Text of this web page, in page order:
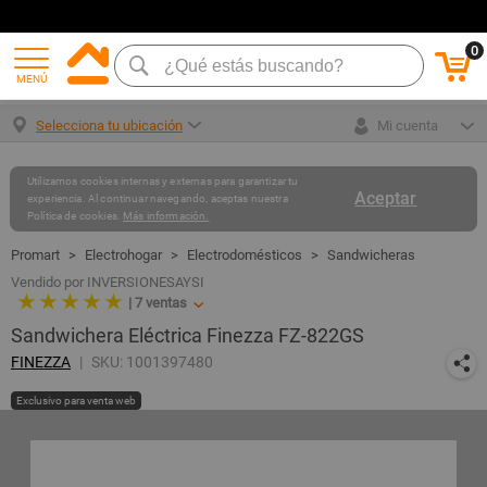
MENÚ
0
Selecciona tu ubicación Mi cuenta
Aceptar
Utilizamos cookies internas y externas para garantizar tu
experiencia. Al continuar navegando, aceptas nuestra
Política de cookies. Más información.
Electrohogar Electrodomésticos
Sandwicheras
Vendido por INVERSIONESAYSI
★ ★ ★ ★ ★ | 7 ventas
Sandwichera Eléctrica Finezza FZ-822GS
FINEZZA SKU: 1001397480
Exclusivo para venta web